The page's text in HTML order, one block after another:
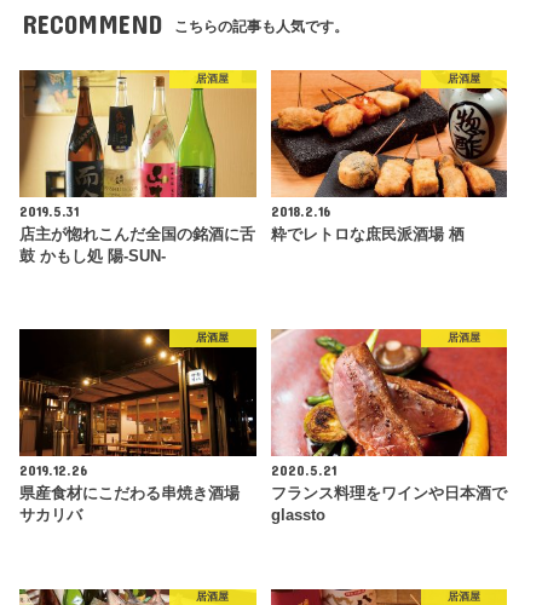
RECOMMEND こちらの記事も人気です。
居酒屋
2019.5.31
店主が惚れこんだ全国の銘酒に舌
鼓 かもし処 陽-SUN-
居酒屋
2018.2.16
粋でレトロな庶民派酒場 栖
居酒屋
2019.12.26
県産食材にこだわる串焼き酒場
サカリバ
居酒屋
2020.5.21
フランス料理をワインや日本酒で
glassto
居酒屋 居酒屋